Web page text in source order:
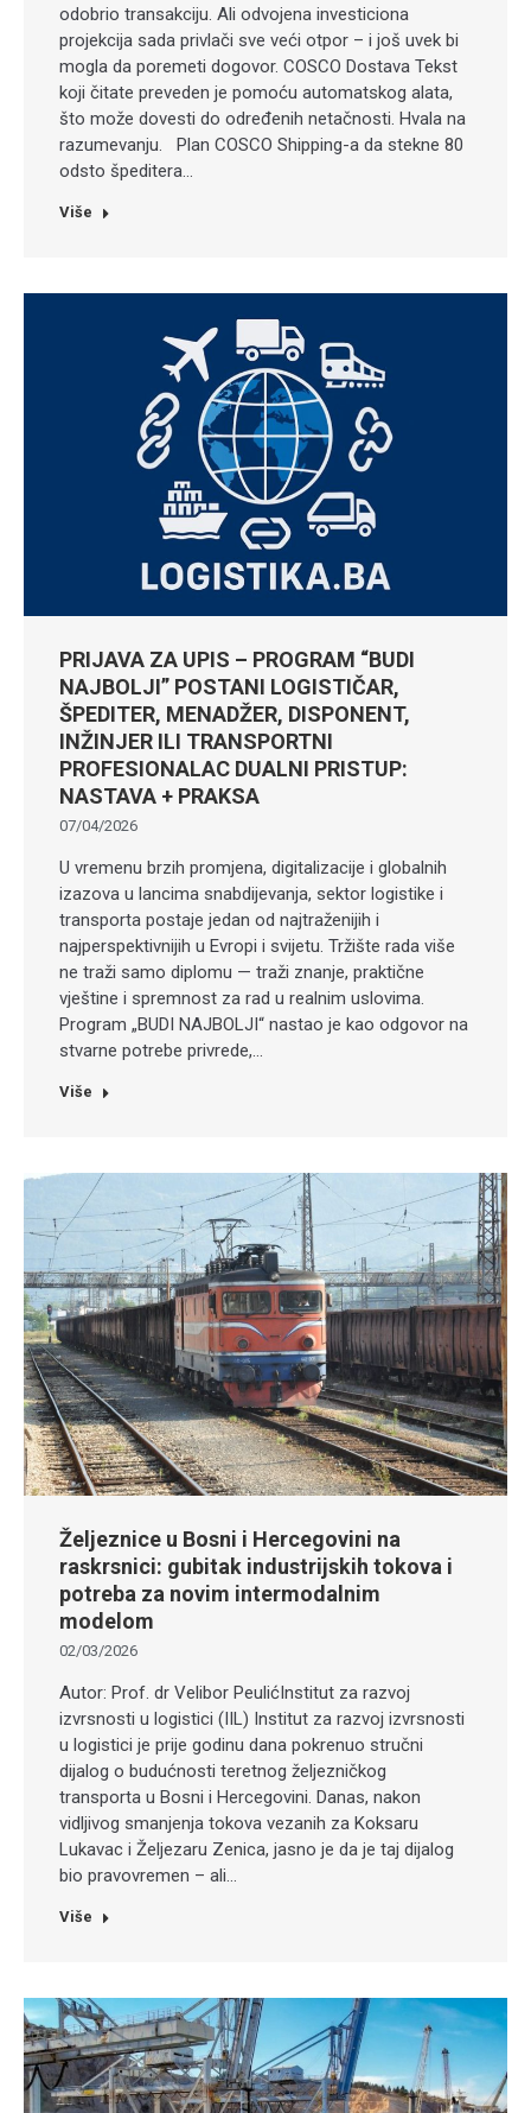
odobrio transakciju. Ali odvojena investiciona
projekcija sada privlači sve veći otpor – i još uvek bi
mogla da poremeti dogovor. COSCO Dostava Tekst
koji čitate preveden je pomoću automatskog alata,
što može dovesti do određenih netačnosti. Hvala na
razumevanju. Plan COSCO Shipping-a da stekne 80
odsto špeditera…
Više
PRIJAVA ZA UPIS – PROGRAM “BUDI
NAJBOLJI” POSTANI LOGISTIČAR,
ŠPEDITER, MENADŽER, DISPONENT,
INŽINJER ILI TRANSPORTNI
PROFESIONALAC DUALNI PRISTUP:
NASTAVA + PRAKSA
07/04/2026
U vremenu brzih promjena, digitalizacije i globalnih
izazova u lancima snabdijevanja, sektor logistike i
transporta postaje jedan od najtraženijih i
najperspektivnijih u Evropi i svijetu. Tržište rada više
ne traži samo diplomu — traži znanje, praktične
vještine i spremnost za rad u realnim uslovima.
Program „BUDI NAJBOLJI“ nastao je kao odgovor na
stvarne potrebe privrede,…
Više
Željeznice u Bosni i Hercegovini na
raskrsnici: gubitak industrijskih tokova i
potreba za novim intermodalnim
modelom
02/03/2026
Autor: Prof. dr Velibor PeulićInstitut za razvoj
izvrsnosti u logistici (IIL) Institut za razvoj izvrsnosti
u logistici je prije godinu dana pokrenuo stručni
dijalog o budućnosti teretnog željezničkog
transporta u Bosni i Hercegovini. Danas, nakon
vidljivog smanjenja tokova vezanih za Koksaru
Lukavac i Željezaru Zenica, jasno je da je taj dijalog
bio pravovremen – ali…
Više